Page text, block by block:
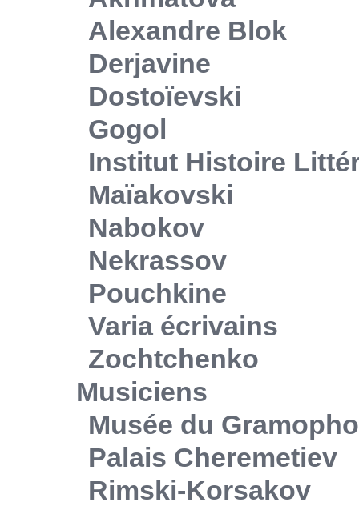
Alexandre Blok
Derjavine
Dostoïevski
Gogol
Institut Histoire
Maïakovski
Nabokov
Nekrassov
Pouchkine
Varia écrivains
Zochtchenko
Musiciens
Musée du
Palais Cheremetiev
Rimski-Korsakov